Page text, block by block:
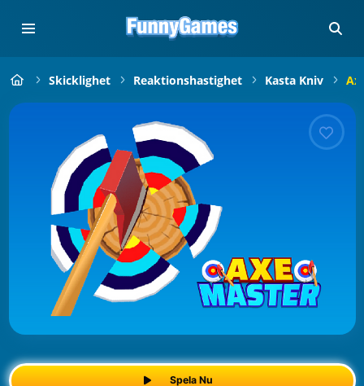
Skicklighet Reaktionshastighet Kasta Kniv
Spela Nu